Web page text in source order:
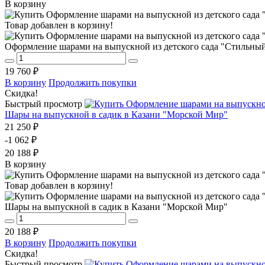
В корзину
Товар добавлен в корзину!
Оформление шарами на выпускной из детского сада
19 760 ₽
В корзину Продолжить покупки
Скидка!
Быстрый просмотр
Шары на выпускной в садик в Казани "Морской Мир"
21 250 ₽
-1 062 ₽
20 188 ₽
В корзину
Товар добавлен в корзину!
Шары на выпускной в садик в Казани "Морской Мир"
20 188 ₽
В корзину Продолжить покупки
Скидка!